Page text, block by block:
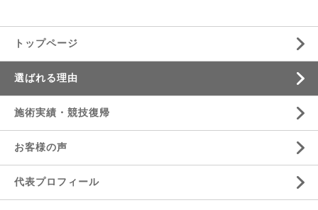
トップページ
選ばれる理由
施術実績・競技復帰
お客様の声
代表プロフィール